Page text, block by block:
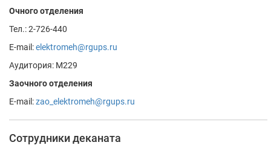
Очного отделения
Тел.: 2-726-440
E-mail:elektromeh@rgups.ru
Аудитория: М229
Заочного отделения
E-mail:zao_elektromeh@rgups.ru
Сотрудники деканата